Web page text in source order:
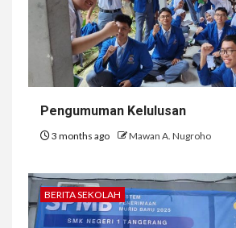
Pengumuman Kelulusan
3 months ago Mawan A. Nugroho
BERITA SEKOLAH